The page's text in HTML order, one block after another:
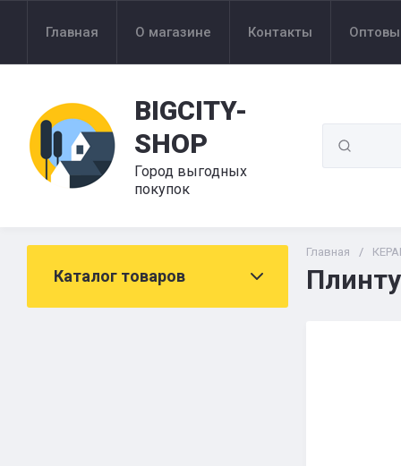
Главная О магазине Контакты
BIGCITY-
SHOP
Город выгодных
покупок
Каталог товаров
Главная /